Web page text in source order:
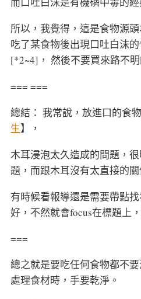
所以，我覺得，這是食物源
吃了某食物後出現口吐白沫
[*2~4]， 然後不要買來路不明
=== ===
總結： 我常說，放進口的食
生】，
木耳浸泡太久造成的問題，
題，而跟木耳沒有太直接的關
有時候看報導還是需要帶點
好，不然就會focus在標題上
===
總之就是要吃任何食物都不
處理食材時，手要乾淨。